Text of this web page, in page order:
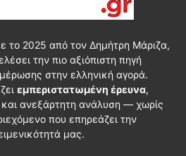
το 2025 από τον Δημήτρη Μάριζα,
την πιο αξιόπιστη πηγή
στην ελληνική αγορά.
εμπεριστατωμένη έρευνα,
ανεξάρτητη ανάλυση — χωρίς
που επηρεάζει την
μας.